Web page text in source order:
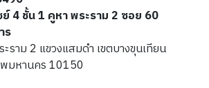
4 ชั้น 1 คูหา พระราม 2 ซอย 60
ร
ราม 2 แขวงแสมดำ เขตบางขุนเทียน
มหานคร 10150